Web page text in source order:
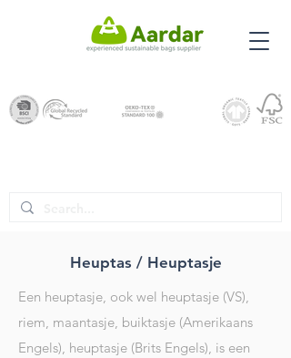
Heuptas / Heuptasje
Een heuptasje, ook wel heuptasje (VS),
riem, maantasje, buiktasje (Amerikaans
Engels), heuptasje (Brits Engels), is een